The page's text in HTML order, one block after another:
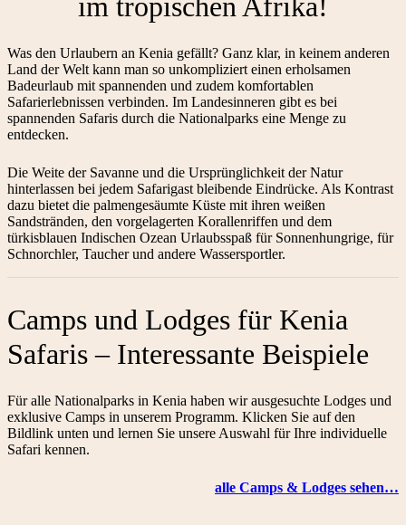
im tropischen Afrika!
Was den Urlaubern an Kenia gefällt? Ganz klar, in keinem anderen
Land der Welt kann man so unkompliziert einen erholsamen
Badeurlaub mit spannenden und zudem komfortablen
Safarierlebnissen verbinden. Im Landesinneren gibt es bei
spannenden Safaris durch die Nationalparks eine Menge zu
entdecken.
Die Weite der Savanne und die Ursprünglichkeit der Natur
hinterlassen bei jedem Safarigast bleibende Eindrücke. Als Kontrast
dazu bietet die palmengesäumte Küste mit ihren weißen
Sandstränden, den vorgelagerten Korallenriffen und dem
türkisblauen Indischen Ozean Urlaubsspaß für Sonnenhungrige, für
Schnorchler, Taucher und andere Wassersportler.
Camps und Lodges für Kenia
Safaris – Interessante Beispiele
Für alle Nationalparks in Kenia haben wir ausgesuchte Lodges und
exklusive Camps in unserem Programm. Klicken Sie auf den
Bildlink unten und lernen Sie unsere Auswahl für Ihre individuelle
Safari kennen.
alle Camps & Lodges sehen…